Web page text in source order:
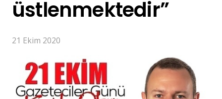
üstlenmektedir”
21 Ekim 2020